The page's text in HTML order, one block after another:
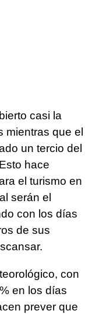
casi la
mientras que el
un tercio del
hace
el turismo en
serán el
con los días
de sus
con
en los días
prever que